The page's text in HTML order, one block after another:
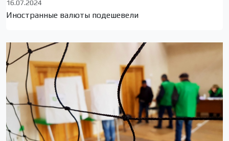
16.07.2024
Иностранные валюты подешевели